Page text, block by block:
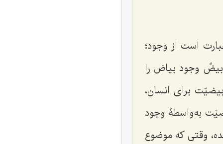
است از وجود؛
وجود بیاض را
برای انسان،
به‌واسطۀ وجود
وقتی که موضوع